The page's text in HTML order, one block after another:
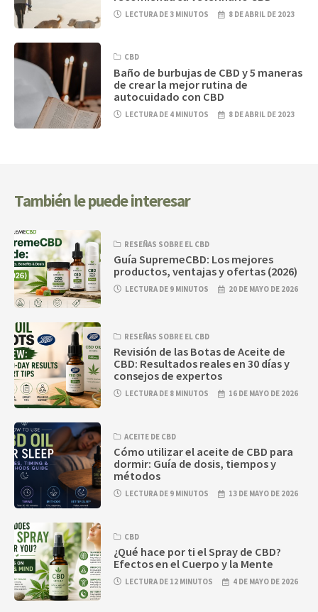
LECTURA DE 3 MINUTOS 8 DE ABRIL DE 2023
CBD
Baño de burbujas de CBD y 5 maneras
de crear la mejor rutina de
autocuidado con CBD
LECTURA DE 4 MINUTOS 8 DE ABRIL DE 2023
También le puede interesar
RESEÑAS SOBRE EL CBD
Guía SupremeCBD: Los mejores
productos, ventajas y ofertas (2026)
LECTURA DE 9 MINUTOS 20 DE MAYO DE 2026
RESEÑAS SOBRE EL CBD
Revisión de las Botas de Aceite de
CBD: Resultados reales en 30 días y
consejos de expertos
LECTURA DE 8 MINUTOS 16 DE MAYO DE 2026
ACEITE DE CBD
Cómo utilizar el aceite de CBD para
dormir: Guía de dosis, tiempos y
métodos
LECTURA DE 9 MINUTOS 13 DE MAYO DE 2026
CBD
¿Qué hace por ti el Spray de CBD?
Efectos en el Cuerpo y la Mente
LECTURA DE 12 MINUTOS 4 DE MAYO DE 2026